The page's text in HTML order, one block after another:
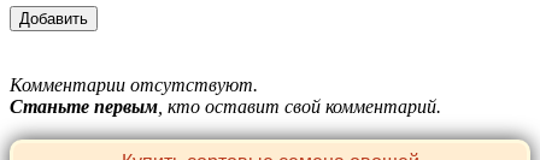
Комментарии отсутствуют.
Станьте первым , кто оставит свой комментарий.